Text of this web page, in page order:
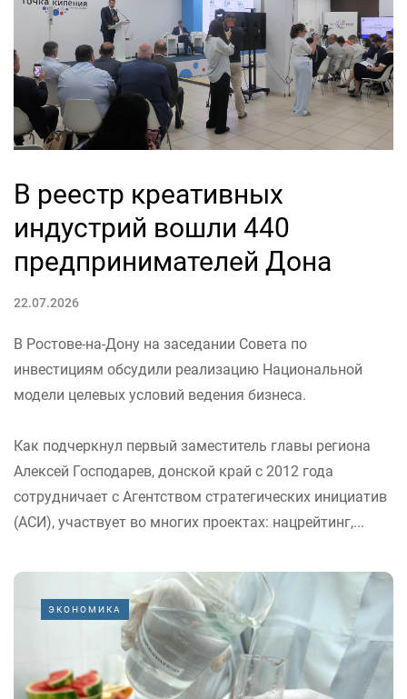
В реестр креативных
индустрий вошли 440
предпринимателей Дона
22.07.2026
В Ростове-на-Дону на заседании Совета по
инвестициям обсудили реализацию Национальной
модели целевых условий ведения бизнеса.
Как подчеркнул первый заместитель главы региона
Алексей Господарев, донской край с 2012 года
сотрудничает с Агентством стратегических инициатив
(АСИ), участвует во многих проектах: нацрейтинг,...
ЭКОНОМИКА